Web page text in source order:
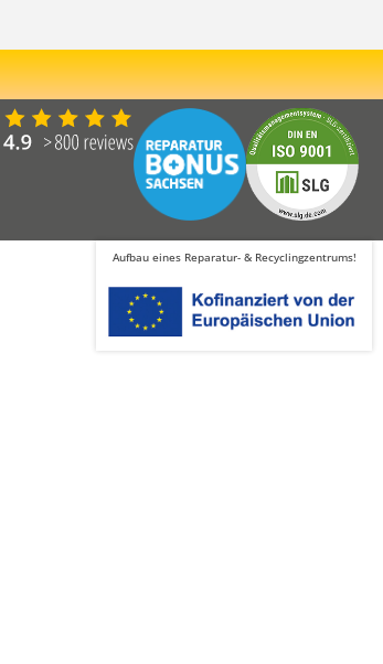
Aufbau eines Reparatur- & Recyclingzentrums!